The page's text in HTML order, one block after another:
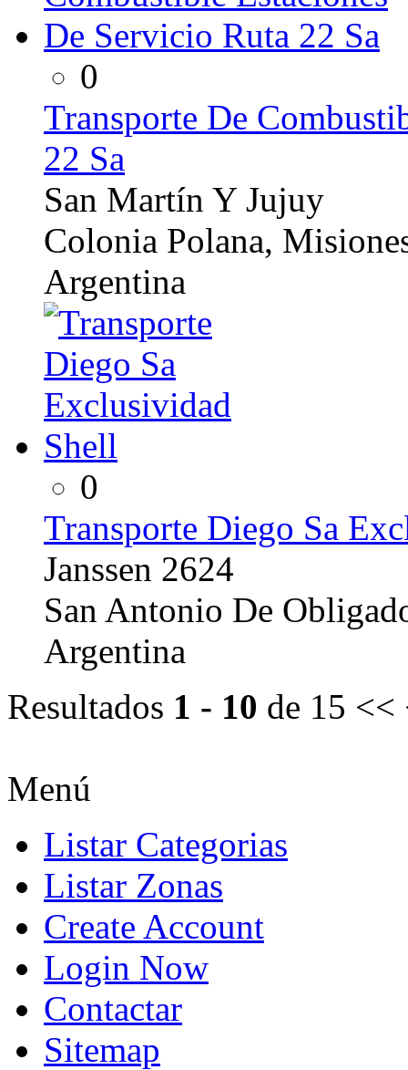
0
Transporte De
22 Sa
San Martín Y Jujuy
Colonia Polana,
Argentina
0
Transporte Diego Sa
Janssen 2624
San Antonio De
Argentina
Resultados 1 - 10 de 15 <<
Menú
Listar Categorias
Listar Zonas
Create Account
Login Now
Contactar
Sitemap